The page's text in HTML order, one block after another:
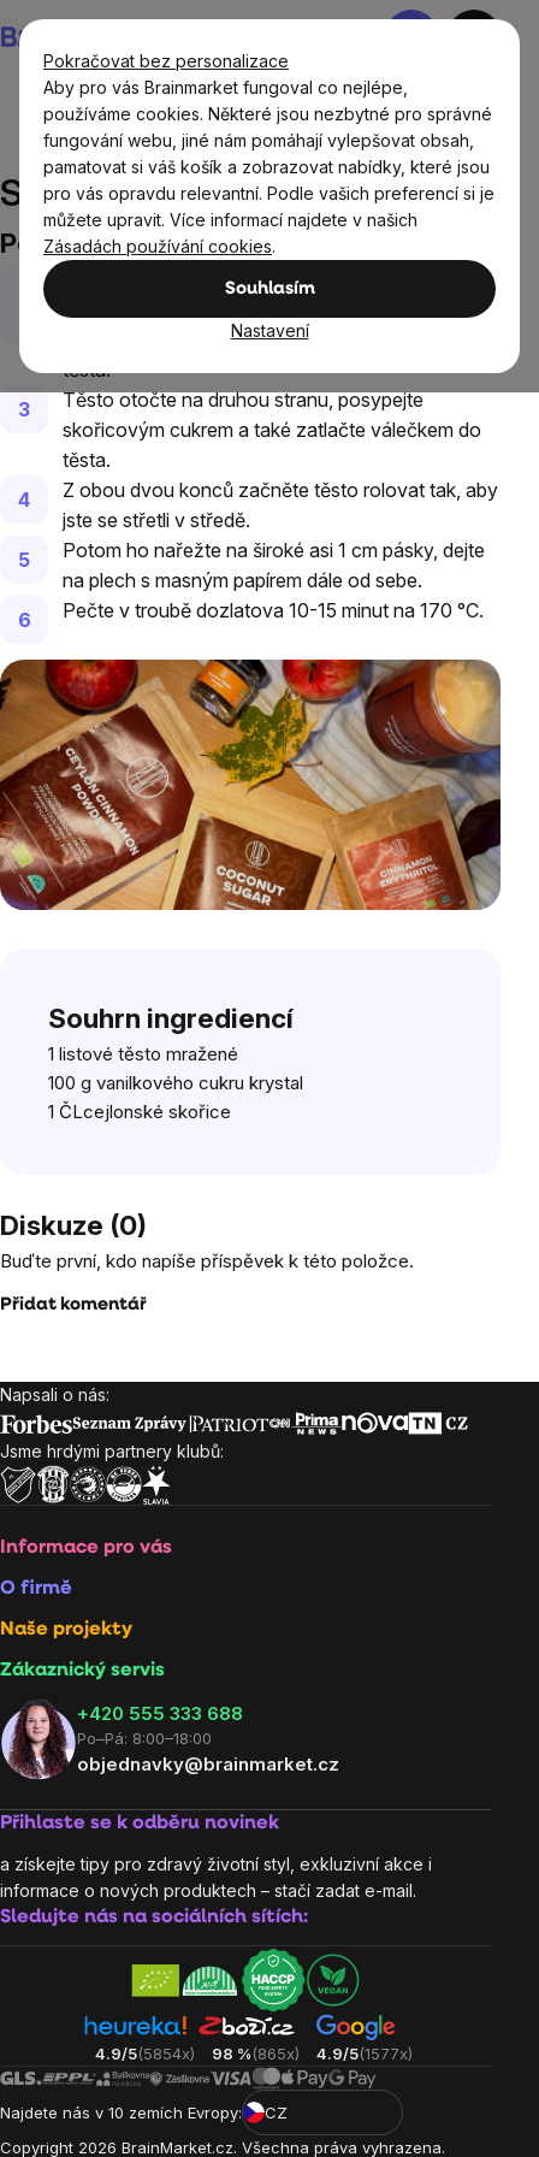
Pokračovat bez personalizace
Aby pro vás Brainmarket fungoval co nejlépe,
používáme cookies. Některé jsou nezbytné pro správné
fungování webu, jiné nám pomáhají vylepšovat obsah,
pamatovat si váš košík a zobrazovat nabídky, které jsou
pro vás opravdu relevantní. Podle vašich preferencí si je
můžete upravit. Více informací najdete v našich
Zásadách používání cookies.
Souhlasím
Nastavení
na
obsah
Nákupní
Recepty Sladké recepty Skořicové sušenky
Skořicové sušenky
Postup
V misce smíchejte skořici s cukrem.
Listové těsto rozválejte na tenký plát, posypejte
skořicovým cukrem a válečkem ho zatlačte do
těsta.
Těsto otočte na druhou stranu, posypejte
skořicovým cukrem a také zatlačte válečkem do
těsta.
Z obou dvou konců začněte těsto rolovat tak, aby
jste se střetli v středě.
Potom ho nařežte na široké asi 1 cm pásky, dejte
na plech s masným papírem dále od sebe.
Pečte v troubě dozlatova 10-15 minut na 170 °C.
Souhrn ingrediencí
1 listové těsto mražené
100 g vanilkového cukru krystal
1 ČLcejlonské skořice
Diskuze (0)
Buďte první, kdo napíše příspěvek k této položce.
Přidat komentář
Zápatí
Napsali o nás:
Jsme hrdými partnery klubů:
Informace pro vás
O firmě
Naše projekty
Zákaznický servis
‭+420 555 333 688
Po–Pá: 8:00–18:00
objednavky@brainmarket.cz
Přihlaste se k odběru novinek
a získejte tipy pro zdravý životní styl, exkluzivní akce i
informace o nových produktech – stačí zadat e-mail.
Sledujte nás na sociálních sítích:
4.9/5(5854x) 98 %(865x) 4.9/5(1577x)
Najdete nás v 10 zemích Evropy:
CZ
Copyright 2026 BrainMarket.cz. Všechna práva vyhrazena.